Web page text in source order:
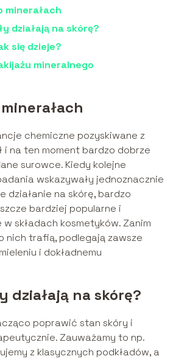
minerałach
działają na skórę?
się dzieje?
mineralnego
chemiczne pozyskiwane z
i na ten moment bardzo dobrze
surowce. Kiedy kolejne
wskazywały jednoznacznie
działanie na skórę, bardzo
bardziej popularne i
składach kosmetyków. Zanim
nich trafią, podlegają zawsze
i dokładnemu
działają na skórę?
poprawić stan skóry i
Zauważamy to np.
z klasycznych podkładów, a